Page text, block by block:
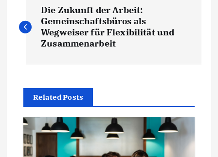
o
n
a
v
Die Zukunft der Arbeit:
Gemeinschaftsbüros als
Wegweiser für Flexibilität und
Zusammenarbeit
Related Posts